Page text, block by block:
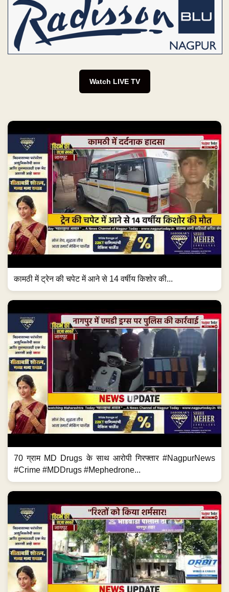
Watch LIVE TV
कामठी में ट्रेन की चपेट में आने से 14 वर्षीय किशोर की...
70 ग्राम MD Drugs के साथ आरोपी गिरफ्तार #NagpurNews
#Crime #MDDrugs #Mephedrone...